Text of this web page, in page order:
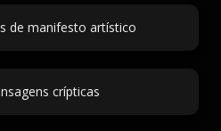
de manifesto artístico
crípticas